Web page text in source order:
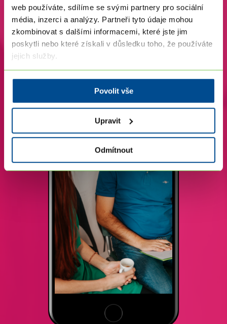
web používáte, sdílíme se svými partnery pro sociální
média, inzerci a analýzy. Partneři tyto údaje mohou
zkombinovat s dalšími informacemi, které jste jim
poskytli nebo které získali v důsledku toho, že používáte
jejich služby.
Povolit vše
Upravit
Odmítnout
Chci se přihlásit na 11.6.2026 od 18:30
ONLINE